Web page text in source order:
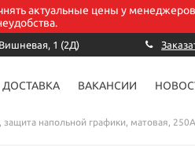
актуальные цены у
Вишневая, 1 (2Д) ×
ДОСТАВКА ВАКАНСИИ
напольной графики, матовая,